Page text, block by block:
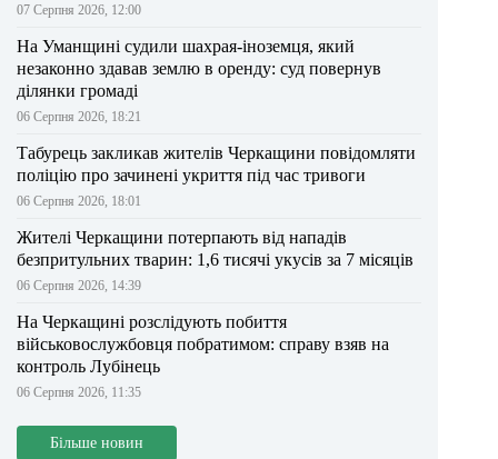
07 Серпня 2026, 12:00
На Уманщині судили шахрая-іноземця, який
незаконно здавав землю в оренду: суд повернув
ділянки громаді
06 Серпня 2026, 18:21
Табурець закликав жителів Черкащини повідомляти
поліцію про зачинені укриття під час тривоги
06 Серпня 2026, 18:01
Жителі Черкащини потерпають від нападів
безпритульних тварин: 1,6 тисячі укусів за 7 місяців
06 Серпня 2026, 14:39
На Черкащині розслідують побиття
військовослужбовця побратимом: справу взяв на
контроль Лубінець
06 Серпня 2026, 11:35
Більше новин